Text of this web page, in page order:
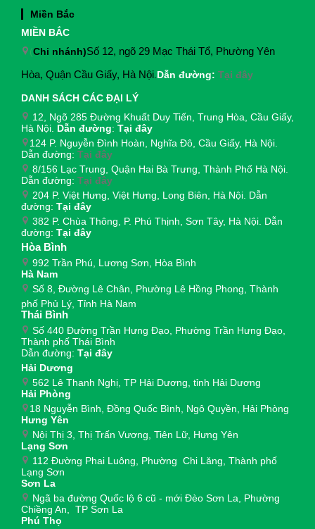
Miền Bắc
MIỀN BẮC
(Chi nhánh)Số 12, ngõ 29 Mạc Thái Tổ, Phường Yên
Hòa, Quận Cầu Giấy, Hà Nội Dẫn đường: Tại đây
DANH SÁCH CÁC ĐẠI LÝ
12, Ngõ 285 Đường Khuất Duy Tiến, Trung Hòa, Cầu Giấy,
Hà Nội. Dẫn đường: Tại đây
124 P. Nguyễn Đình Hoàn, Nghĩa Đô, Cầu Giấy, Hà Nội.
Dẫn đường: Tại đây
8/156 Lạc Trung, Quận Hai Bà Trưng, Thành Phố Hà Nội.
Dẫn đường: Tại đây
204 P. Việt Hưng, Việt Hưng, Long Biên, Hà Nội. Dẫn
đường: Tại đây
382 P. Chùa Thông, P. Phú Thịnh, Sơn Tây, Hà Nội. Dẫn
đường: Tại đây
Hòa Bình
992 Trần Phú, Lương Sơn, Hòa Bình
Hà Nam
Số 8, Đường Lê Chân, Phường Lê Hồng Phong, Thành
phố Phủ Lý, Tỉnh Hà Nam
Thái Bình
Số 440 Đường Trần Hưng Đạo, Phường Trần Hưng Đạo,
Thành phố Thái Bình
Dẫn đường: Tại đây
Hải Dương
562 Lê Thanh Nghị, TP Hải Dương, tỉnh Hải Dương
Hải Phòng
18 Nguyễn Bình, Đồng Quốc Bình, Ngô Quyền, Hải Phòng
Hưng Yên
Nội Thị 3, Thị Trấn Vương, Tiên Lữ, Hưng Yên
Lạng Sơn
112 Đường Phai Luông, Phường Chi Lăng, Thành phố
Lạng Sơn
Sơn La
Ngã ba đường Quốc lộ 6 cũ - mới Đèo Sơn La, Phường
Chiềng An, TP Sơn La
Phú Thọ